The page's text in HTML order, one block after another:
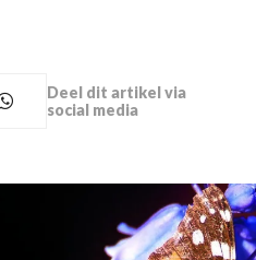
Deel dit artikel via
social media